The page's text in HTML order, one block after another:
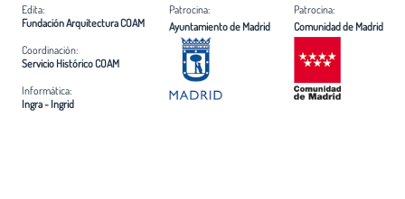
Edita:
Fundación Arquitectura COAM
Coordinación:
Servicio Histórico COAM
Informática:
Ingra - Ingrid
Patrocina:
Ayuntamiento de Madrid
Patrocina:
Comunidad de Madrid